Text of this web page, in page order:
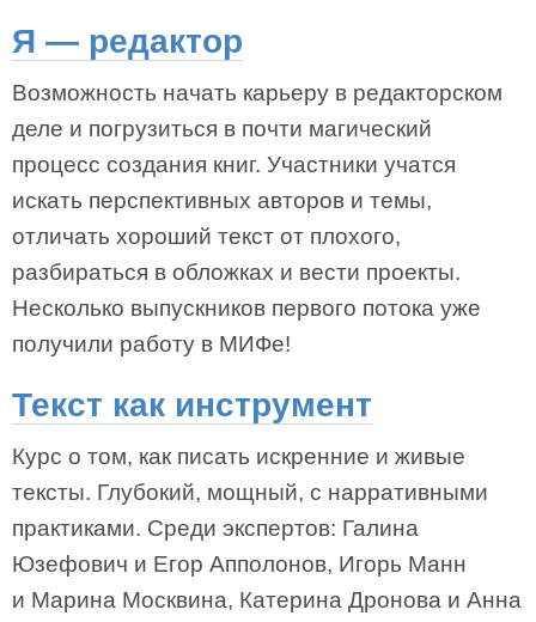
Я — редактор
Возможность начать карьеру в редакторском
деле и погрузиться в почти магический
процесс создания книг. Участники учатся
искать перспективных авторов и темы,
отличать хороший текст от плохого,
разбираться в обложках и вести проекты.
Несколько выпускников первого потока уже
получили работу в МИФе!
Текст как инструмент
Курс о том, как писать искренние и живые
тексты. Глубокий, мощный, с нарративными
практиками. Среди экспертов: Галина
Юзефович и Егор Апполонов, Игорь Манн
и Марина Москвина, Катерина Дронова и Анна